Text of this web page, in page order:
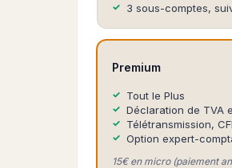
3 sous-comptes,
Premium
Tout le Plus
Déclaration de TVA
Télétransmission,
Option expert-
15€ en micro (paiement